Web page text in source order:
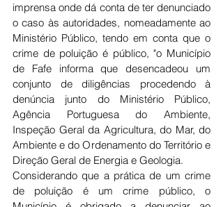
imprensa onde dá conta de ter denunciado
o caso às autoridades, nomeadamente ao
Ministério Público, tendo em conta que o
crime de poluição é público, "o Município
de Fafe informa que desencadeou um
conjunto de diligências procedendo à
denúncia junto do Ministério Público,
Agência Portuguesa do Ambiente,
Inspeção Geral da Agricultura, do Mar, do
Ambiente e do Ordenamento do Território e
Direção Geral de Energia e Geologia.
Considerando que a prática de um crime
de poluição é um crime público, o